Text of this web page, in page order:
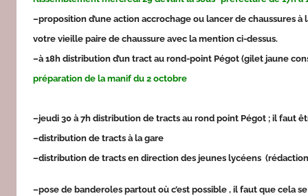
e
d
a
c
–proposition d’une action accrochage ou lancer de chaussures
votre vieille paire de chaussure avec la mention ci-dessus.
–à 18h distribution d’un tract au rond-point Pégot (gilet jaune
préparation de la manif du 2 octobre
–jeudi 30 à 7h distribution de tracts au rond point Pégot ; il faut
–distribution de tracts à la gare
–distribution de tracts en direction des jeunes lycéens
–pose de banderoles partout où c’est possible , il faut que cela